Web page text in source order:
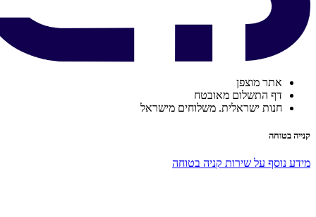
אתר מוצפן
דף התשלום מאובטח
חנות ישראלית. משלוחים מישראל
קנייה בטוחה
מידע נוסף על שירות קניה בטוחה